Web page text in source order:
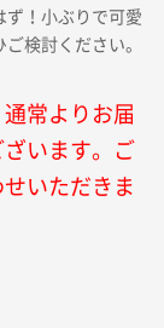
ず！小ぶりで可愛
検討ください。
常よりお届
います。ご
いただきま